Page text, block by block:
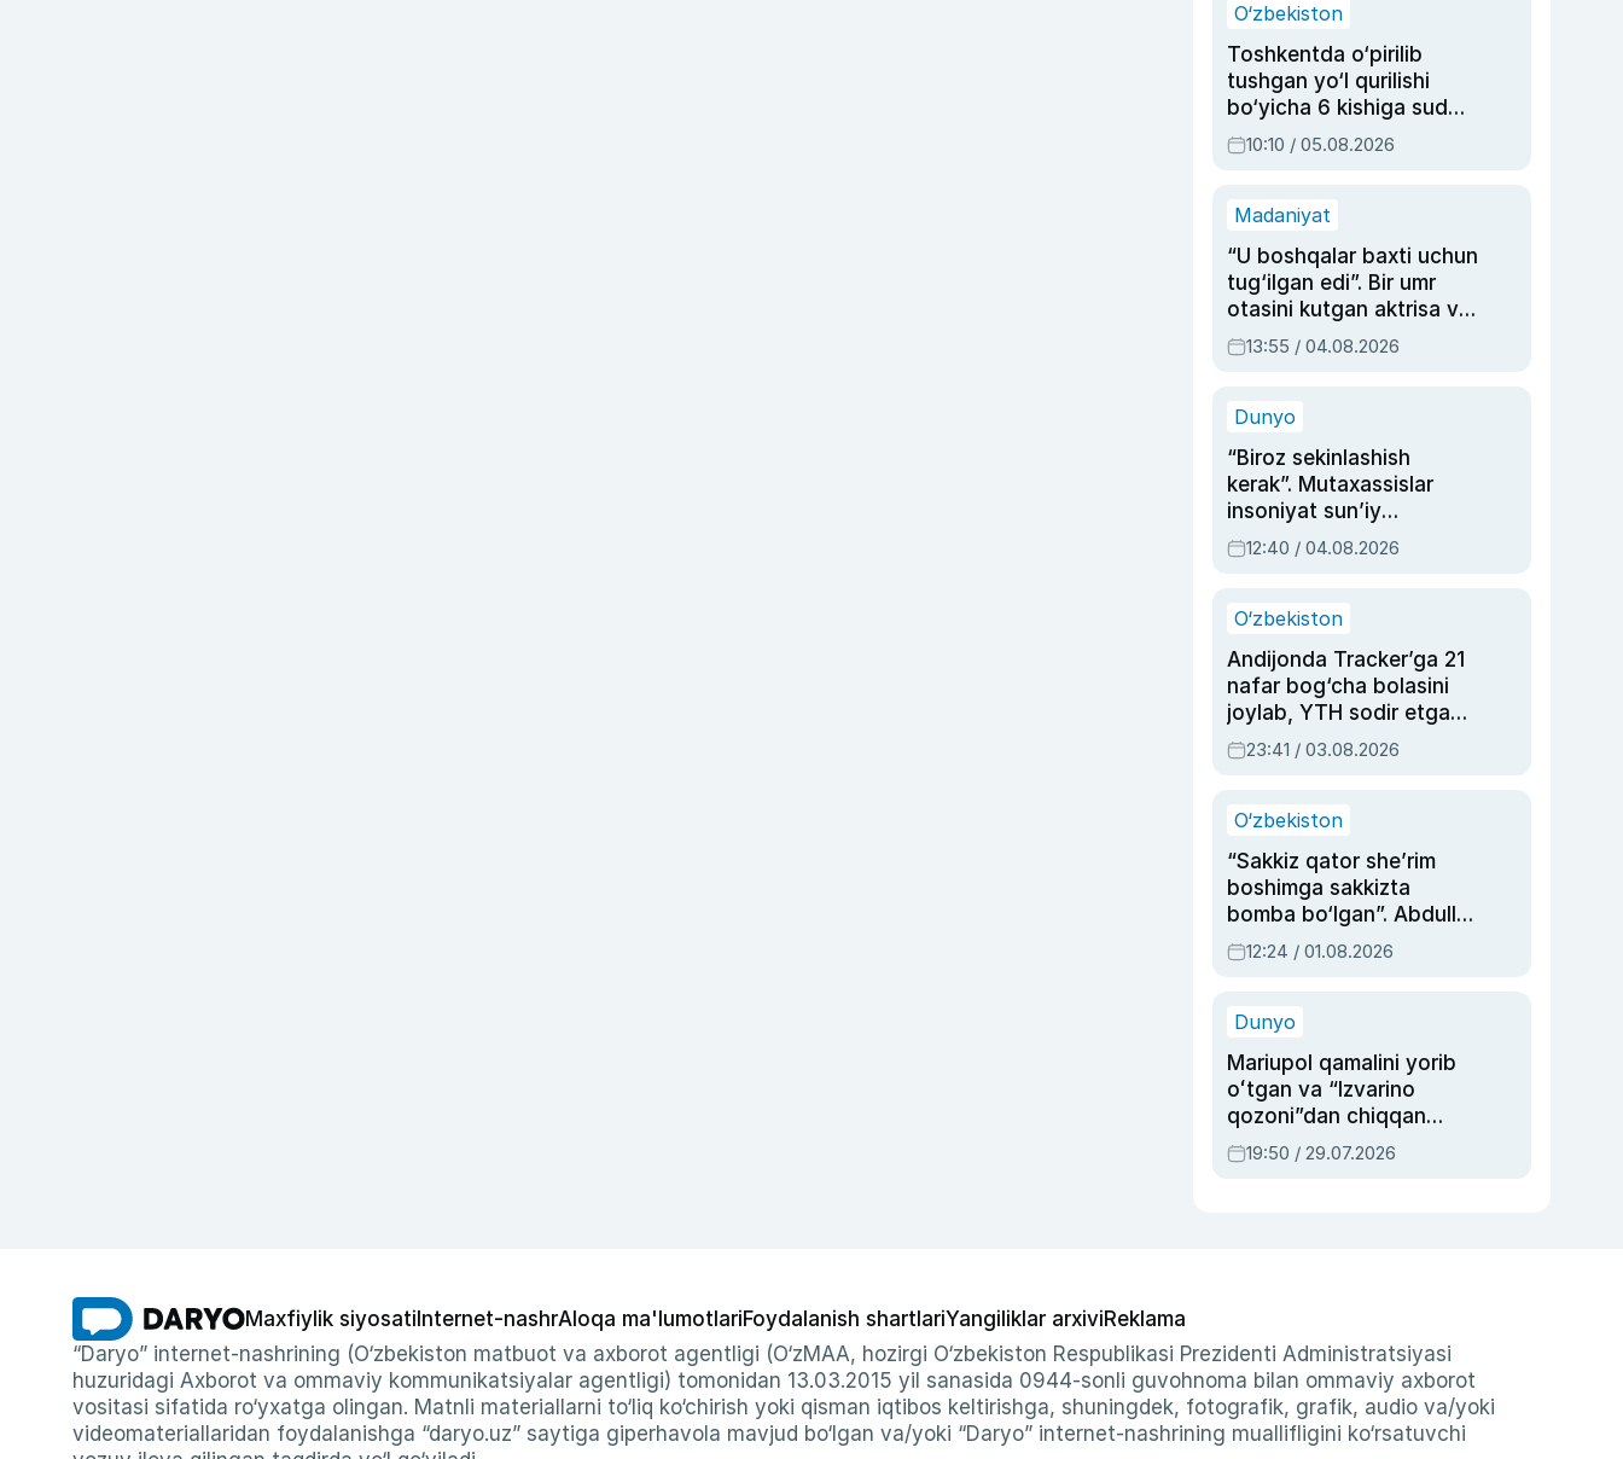
O‘zbekiston
Toshkentda o‘pirilib
tushgan yo‘l qurilishi
bo‘yicha 6 kishiga sud
hukmi o‘qildi
10:10 / 05.08.2026
Madaniyat
“U boshqalar baxti uchun
tug‘ilgan edi”. Bir umr
otasini kutgan aktrisa va
dublyaj ustasi Rimma
Ahmedovaning
13:55 / 04.08.2026
Dunyo
“Biroz sekinlashish
kerak”. Mutaxassislar
insoniyat sun’iy
intellektni boshqara
olmay qolishidan xavotir
12:40 / 04.08.2026
O‘zbekiston
Andijonda Tracker’ga 21
nafar bog‘cha bolasini
joylab, YTH sodir etgan
ayolga sud hukmi o‘qildi
23:41 / 03.08.2026
O‘zbekiston
“Sakkiz qator she’rim
boshimga sakkizta
bomba bo‘lgan”. Abdulla
Oripovni siyosiy
ayblovlardan asrab
12:24 / 01.08.2026
Dunyo
Mariupol qamalini yorib
oʻtgan va “Izvarino
qozoni”dan chiqqan
qahramon — Ukraina
armiyasi bosh
19:50 / 29.07.2026
Maxfiylik siyosati Internet-nashrAloqa ma'lumotlariFoydalanish shartlariYangiliklar arxiviReklama
“Daryo” internet-nashrining (O‘zbekiston matbuot va axborot agentligi (O‘zMAA, hozirgi O‘zbekiston Respublikasi Prezidenti Administratsiyasi
huzuridagi Axborot va ommaviy kommunikatsiyalar agentligi) tomonidan 13.03.2015 yil sanasida 0944-sonli guvohnoma bilan ommaviy axborot
vositasi sifatida ro‘yxatga olingan. Matnli materiallarni to‘liq ko‘chirish yoki qisman iqtibos keltirishga, shuningdek, fotografik, grafik, audio va/yoki
videomateriallaridan foydalanishga “daryo.uz” saytiga giperhavola mavjud bo‘lgan va/yoki “Daryo” internet-nashrining muallifligini ko‘rsatuvchi